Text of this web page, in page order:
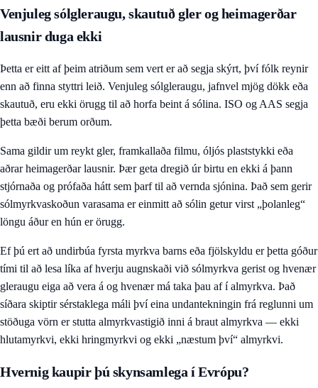
Venjuleg sólgleraugu, skautuð gler og heimagerðar
lausnir duga ekki
Þetta er eitt af þeim atriðum sem vert er að segja skýrt, því fólk reynir
enn að finna styttri leið. Venjuleg sólgleraugu, jafnvel mjög dökk eða
skautuð, eru ekki örugg til að horfa beint á sólina. ISO og AAS segja
þetta bæði berum orðum.
Sama gildir um reykt gler, framkallaða filmu, óljós plaststykki eða
aðrar heimagerðar lausnir. Þær geta dregið úr birtu en ekki á þann
stjórnaða og prófaða hátt sem þarf til að vernda sjónina. Það sem gerir
sólmyrkvaskoðun varasama er einmitt að sólin getur virst „þolanleg“
löngu áður en hún er örugg.
Ef þú ert að undirbúa fyrsta myrkva barns eða fjölskyldu er þetta góður
tími til að lesa líka af hverju augnskaði við sólmyrkva gerist og hvenær
gleraugu eiga að vera á og hvenær má taka þau af í almyrkva. Það
síðara skiptir sérstaklega máli því eina undantekningin frá reglunni um
stöðuga vörn er stutta almyrkvastigið inni á braut almyrkva — ekki
hlutamyrkvi, ekki hringmyrkvi og ekki „næstum því“ almyrkvi.
Hvernig kaupir þú skynsamlega í Evrópu?